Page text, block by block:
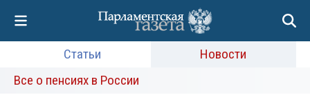
Статьи
Новости
Все о пенсиях в России